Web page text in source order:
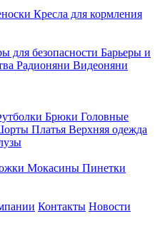
Кресла для кормления
для безопасности Барьеры и
Радионяни Видеоняни
Брюки Головные
Платья Верхняя одежда
Мокасины Пинетки
Контакты Новости